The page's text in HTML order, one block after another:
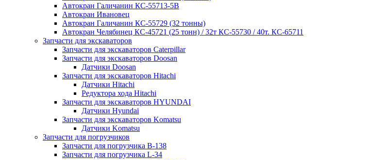
Автокран Галичанин КС-55713-5В
Автокран Ивановец
Автокран Галичанин КС-55729 (32 тонны)
Автокран Челябинец КС-45721 (25 тонн) / 32т КС-55730 / 40т. КС-65711
Запчасти для экскаваторов
Запчасти для экскаваторов Caterpillar
Запчасти для экскаваторов Doosan
Датчики Doosan
Запчасти для экскаваторов Hitachi
Датчики Hitachi
Редуктора хода Hitachi
Запчасти для экскаваторов HYUNDAI
Датчики Hyundai
Запчасти для экскаваторов Komatsu
Датчики Komatsu
Запчасти для погрузчиков
Запчасти для погрузчика B-138
Запчасти для погрузчика L-34